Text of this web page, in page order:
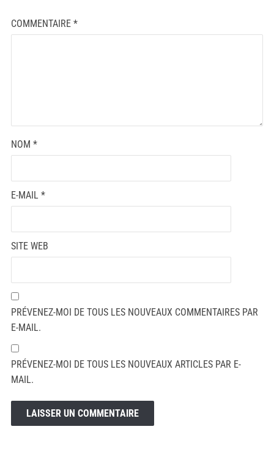
COMMENTAIRE *
NOM *
E-MAIL *
SITE WEB
PRÉVENEZ-MOI DE TOUS LES NOUVEAUX COMMENTAIRES PAR
E-MAIL.
PRÉVENEZ-MOI DE TOUS LES NOUVEAUX ARTICLES PAR E-
MAIL.